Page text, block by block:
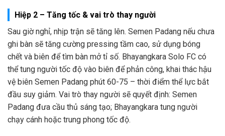
Hiệp 2 – Tăng tốc & vai trò thay người
Sau giờ nghỉ, nhịp trận sẽ tăng lên. Semen Padang nếu chưa
ghi bàn sẽ tăng cường pressing tầm cao, sử dụng bóng
chết và biên để tìm bàn mở tỉ số. Bhayangkara Solo FC có
thể tung người tốc độ vào biên để phản công, khai thác hậu
vệ biên Semen Padang phút 60-75 – thời điểm thể lực bắt
đầu suy giảm. Vai trò thay người sẽ quyết định: Semen
Padang đưa cầu thủ sáng tạo; Bhayangkara tung người
chạy cánh hoặc trung phong tốc độ.